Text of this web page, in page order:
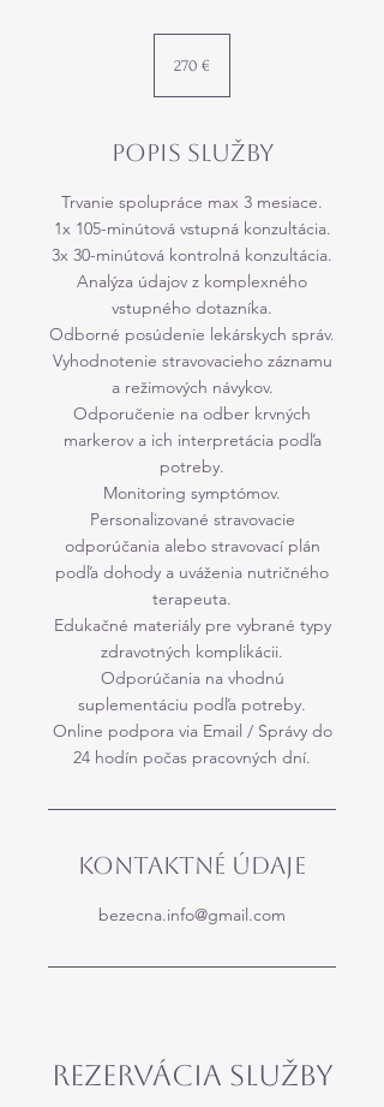
270 €
Popis služby
Trvanie spolupráce max 3 mesiace.
1x 105-minútová vstupná konzultácia.
3x 30-minútová kontrolná konzultácia.
Analýza údajov z komplexného
vstupného dotazníka.
Odborné posúdenie lekárskych správ.
Vyhodnotenie stravovacieho záznamu
a režimových návykov.
Odporučenie na odber krvných
markerov a ich interpretácia podľa
potreby.
Monitoring symptómov.
Personalizované stravovacie
odporúčania alebo stravovací plán
podľa dohody a uváženia nutričného
terapeuta.
Edukačné materiály pre vybrané typy
zdravotných komplikácii.
Odporúčania na vhodnú
suplementáciu podľa potreby.
Online podpora via Email / Správy do
24 hodín počas pracovných dní.
Kontaktné údaje
bezecna.info@gmail.com
Rezervácia SLuŽby